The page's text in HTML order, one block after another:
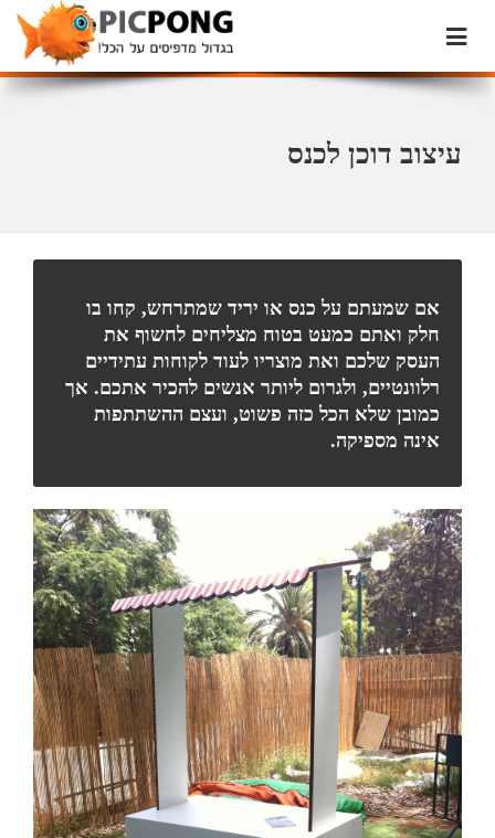
עיצוב דוכן לכנס
אם שמעתם על כנס או יריד שמתרחש, קחו בו
חלק ואתם כמעט בטוח מצליחים לחשוף את
העסק שלכם ואת מוצריו לעוד לקוחות עתידיים
רלוונטיים, ולגרום ליותר אנשים להכיר אתכם. אך
כמובן שלא הכל כזה פשוט, ועצם ההשתתפות
אינה מספיקה.